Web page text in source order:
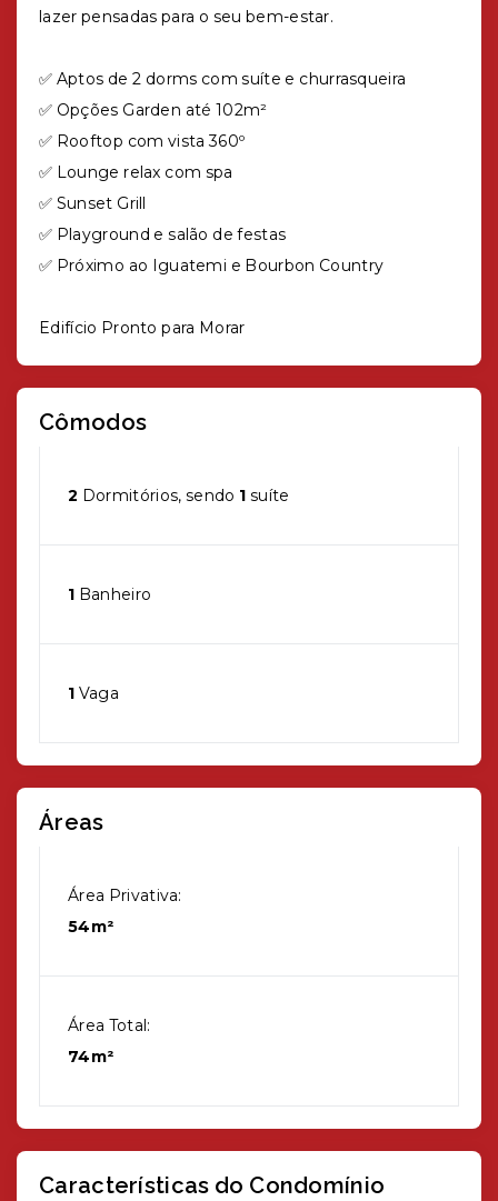
lazer pensadas para o seu bem-estar.
✅ Aptos de 2 dorms com suíte e churrasqueira
✅ Opções Garden até 102m²
✅ Rooftop com vista 360º
✅ Lounge relax com spa
✅ Sunset Grill
✅ Playground e salão de festas
✅ Próximo ao Iguatemi e Bourbon Country
Edifício Pronto para Morar
Cômodos
2 Dormitórios, sendo 1 suíte
1 Banheiro
1 Vaga
Áreas
Área Privativa:
54m²
Área Total:
74m²
Características do Condomínio